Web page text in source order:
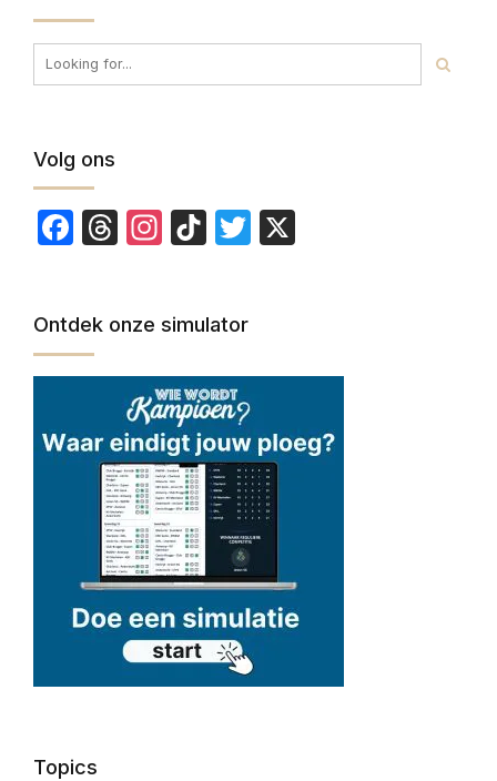
Volg ons
Facebook
Threads
Instagram
TikTokTwitter
Ontdek onze simulator
Topics